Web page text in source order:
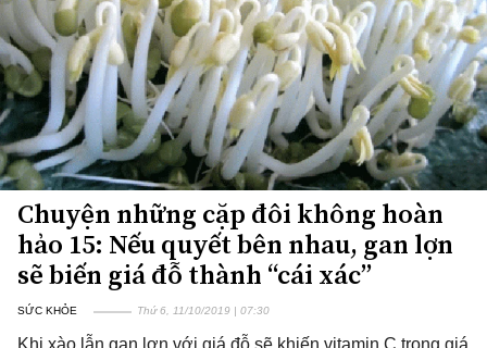
Chuyện những cặp đôi không hoàn
hảo 15: Nếu quyết bên nhau, gan lợn
sẽ biến giá đỗ thành “cái xác”
SỨC KHỎE Thứ 6, 11/10/2019 | 07:30
Khi xào lẫn gan lợn với giá đỗ sẽ khiến vitamin C trong giá